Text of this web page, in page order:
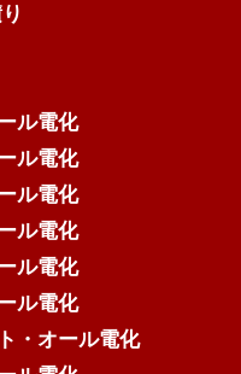
ル電化
ル電化
ル電化
ル電化
ル電化
ル電化
・オール電化